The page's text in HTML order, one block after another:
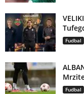
Fudbal
Fudbal